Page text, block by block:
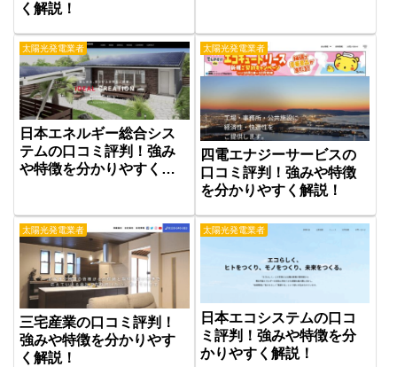
く解説！
太陽光発電業者
日本エネルギー総合シス
テムの口コミ評判！強み
や特徴を分かりやすく解
太陽光発電業者
四電エナジーサービスの
口コミ評判！強みや特徴
を分かりやすく解説！
太陽光発電業者
三宅産業の口コミ評判！
強みや特徴を分かりやす
く解説！
太陽光発電業者
日本エコシステムの口コ
ミ評判！強みや特徴を分
かりやすく解説！